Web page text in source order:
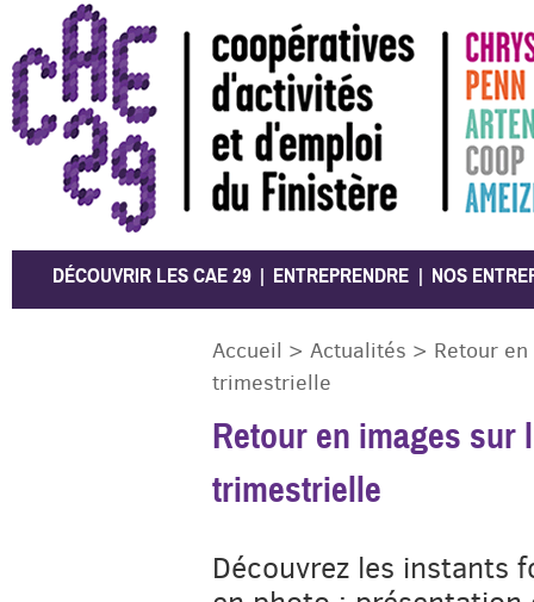
CAE 29
DÉCOUVRIR LES CAE 29 ENTREPRENDRE NOS
Accueil > Actualités > Retour
trimestrielle
Retour en images sur
trimestrielle
Découvrez les instants